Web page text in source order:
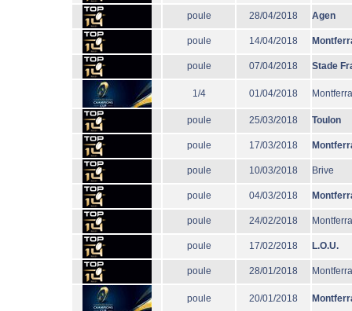
poule 28/04/2018 Agen
poule 14/04/2018
poule 07/04/2018 Stade
1/4 01/04/2018
poule 25/03/2018 Toulon
poule 17/03/2018
poule 10/03/2018 Brive
poule 04/03/2018
poule 24/02/2018
poule 17/02/2018 L.O.U.
poule 28/01/2018
poule 20/01/2018